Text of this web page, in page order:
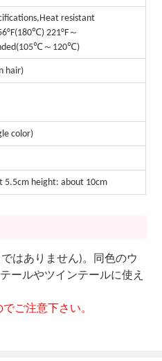
resistant
221°F～
～120℃)
hair)
color)
5.5cm height: about 10cm
はありません)。同色のウ
ールやツインテールに使え
ご注意下さい。